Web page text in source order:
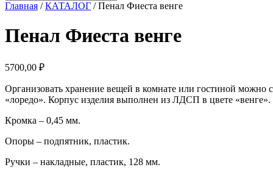
Главная / КАТАЛОГ / Пенал Фиеста венге
Пенал Фиеста венге
5700,00 ₽
Организовать хранение вещей в комнате или гостиной можно
«лоредо». Корпус изделия выполнен из ЛДСП в цвете
Кромка – 0,45 мм.
Опоры – подпятник, пластик.
Ручки – накладные, пластик, 128 мм.